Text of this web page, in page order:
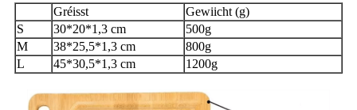
Gréisst
Gewiicht (g)
S
30*20*1,3 cm
500g
M
38*25,5*1,3 cm
800g
L
45*30,5*1,3 cm 1200g